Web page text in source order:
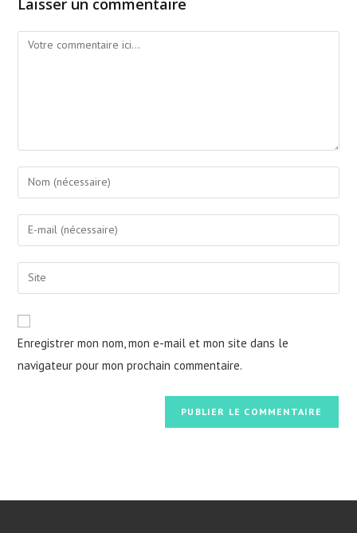
Comment
Enter
your
name
username
Enter
your
email
address
comment
Saisir
l’URL
de
(facultatif)
Enregistrer mon nom, mon e-mail et mon site dans le
navigateur pour mon prochain commentaire.